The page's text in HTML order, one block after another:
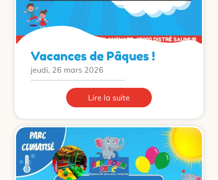
Vacances de Pâques !
jeudi, 26 mars 2026
Lire la suite